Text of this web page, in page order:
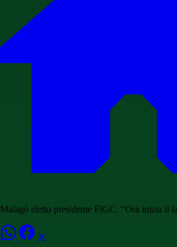
Malagò eletto presidente FIGC: “Ora inizia il